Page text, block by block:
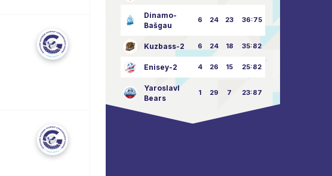
Dinamo-
Bašgau
6 24 23 36:75
Kuzbass-2 6 24 18 35:82
Enisey-2 4 26 15 25:82
Yaroslavl
Bears
1 29 7 23:87